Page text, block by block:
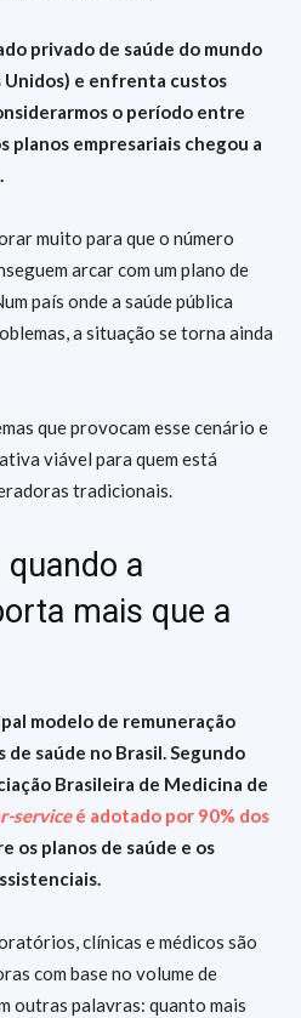
privado de saúde do mundo
Unidos) e enfrenta custos
o período entre
planos empresariais chegou a
muito para que o número
arcar com um plano de
país onde a saúde pública
a situação se torna ainda
que provocam esse cenário e
viável para quem está
tradicionais.
quando a
mais que a
modelo de remuneração
saúde no Brasil. Segundo
Brasileira de Medicina de
serviceé adotado por 90% dos
os planos de saúde e os
clínicas e médicos são
com base no volume de
outras palavras: quanto mais